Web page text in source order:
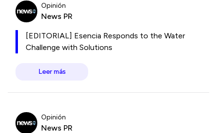
Opinión
News PR
[EDITORIAL] Esencia Responds to the Water
Challenge with Solutions
Leer más
Opinión
News PR